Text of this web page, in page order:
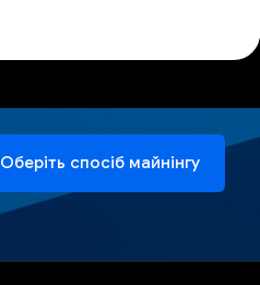
Оберіть спосіб майнінгу